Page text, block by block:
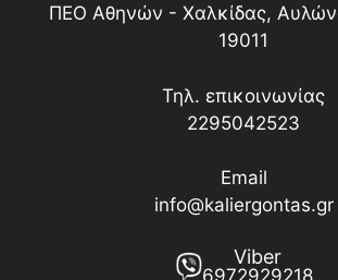
ΠΕΟ Αθηνών - Χαλκίδας,
19011
Τηλ. επικοινωνίας
2295042523
Email
info@kaliergontas.gr
Viber
6972929218